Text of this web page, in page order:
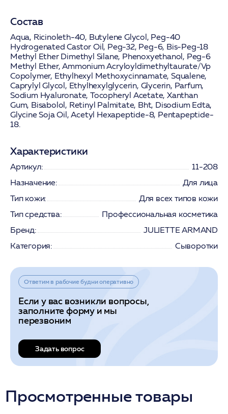
Состав
Aqua, Ricinoleth-40, Butylene Glycol, Peg-40
Hydrogenated Castor Oil, Peg-32, Peg-6, Bis-Peg-18
Methyl Ether Dimethyl Silane, Phenoxyethanol, Peg-6
Methyl Ether, Ammonium Acryloyldimethyltaurate/Vp
Copolymer, Ethylhexyl Methoxycinnamate, Squalene,
Caprylyl Glycol, Ethylhexylglycerin, Glycerin, Parfum,
Sodium Hyaluronate, Tocopheryl Acetate, Xanthan
Gum, Bisabolol, Retinyl Palmitate, Bht, Disodium Edta,
Glycine Soja Oil, Acetyl Hexapeptide-8, Pentapeptide-
18.
Характеристики
Артикул:
11-208
Назначение:
Для лица
Тип кожи:
Для всех типов кожи
Тип средства:
Профессиональная косметика
Бренд:
JULIETTE ARMAND
Категория:
Сыворотки
Ответим в рабочие будни оперативно
Если у вас возникли вопросы,
заполните форму и мы
перезвоним
Задать вопрос
Просмотренные товары